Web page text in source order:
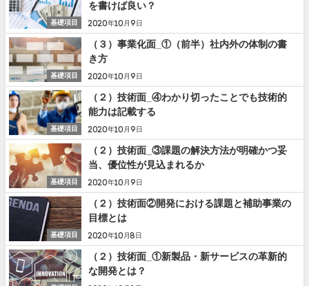
基礎項目
を書けば良い？
2020年10月9日
基礎項目
（３）事業化面_①（前半）社内外の体制の書
き方
2020年10月9日
基礎項目
（２）技術面_④わかり切ったことでも技術的
能力は記載する
2020年10月9日
基礎項目
（２）技術面_③課題の解決方法が明確かつ妥
当、優位性が見込まれるか
2020年10月9日
基礎項目
（２）技術面②開発における課題と補助事業の
目標とは
2020年10月8日
（２）技術面_①新製品・新サービスの革新的
な開発とは？